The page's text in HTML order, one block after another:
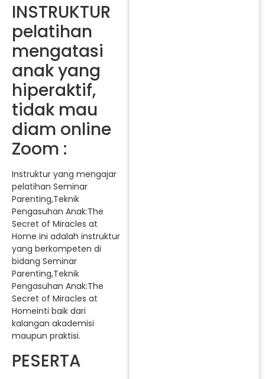
INSTRUKTUR
pelatihan
mengatasi
anak yang
hiperaktif,
tidak mau
diam online
Zoom :
Instruktur yang mengajar
pelatihan Seminar
Parenting,Teknik
Pengasuhan Anak:The
Secret of Miracles at
Home ini adalah instruktur
yang berkompeten di
bidang Seminar
Parenting,Teknik
Pengasuhan Anak:The
Secret of Miracles at
Homeinti baik dari
kalangan akademisi
maupun praktisi.
PESERTA